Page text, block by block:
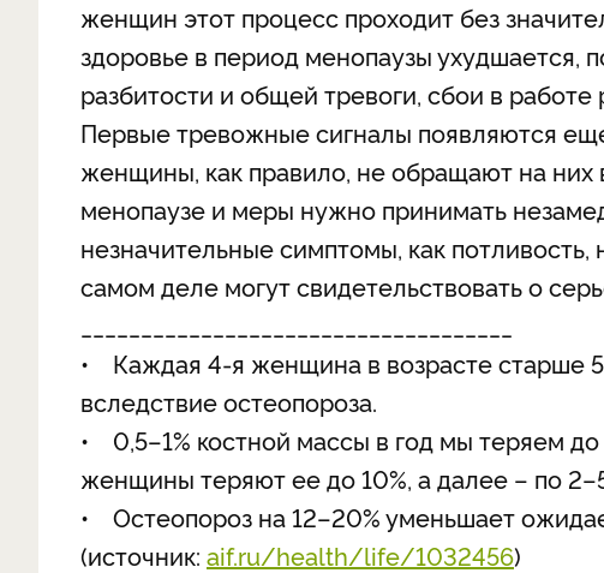
женщин этот процесс проходит без
здоровье в период менопаузы ухудшается,
разбитости и общей тревоги, сбои в работе
Первые тревожные сигналы появляются
женщины, как правило, не обращают на них
менопаузе и меры нужно принимать
незначительные симптомы, как
самом деле могут свидетельствовать о
• Каждая 4‑я женщина в возрасте старше
вследствие остеопороза.
• 0,5–1% костной массы в год мы теряем
женщины теряют ее до 10%, а далее – по
• Остеопороз на 12–20% уменьшает
(источник: aif.ru/health/life/1032456)